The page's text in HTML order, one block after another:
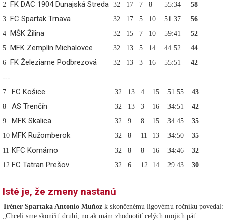
2 FK DAC 1904 Dunajská Streda 32 17 7 8 55:34 58
3 FC Spartak Trnava 32 17 5 10 51:37
56
4 MŠK Žilina 32 15 7 10 59:41
52
5 MFK Zemplín Michalovce 32 13 5 14 44:52
44
6 FK Železiarne Podbrezová 32 13 3 16 55:51
42
---
7
FC Košice 32 13 4 15 51:55 43
8
AS Trenčín 32 13 3 16 34:51
42
9
MFK Skalica 32 9 8 15 34:45
35
10 MFK Ružomberok 32 8 11 13 34:50
35
11 KFC Komárno 32 8 8 16 34:46
32
12 FC Tatran Prešov 32 6 12 14 29:43 30
Isté je, že zmeny nastanú
Tréner Spartaka Antonio Muňoz k skončenému ligovému ročníku povedal:
„Chceli sme skončiť druhí, no ak mám zhodnotiť celých mojich päť